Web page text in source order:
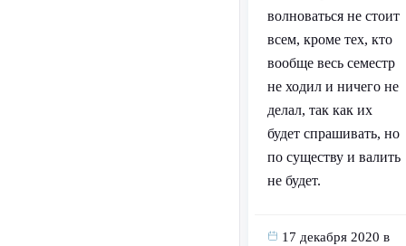
волноваться не стоит
всем, кроме тех, кто
вообще весь семестр
не ходил и ничего не
делал, так как их
будет спрашивать, но
по существу и валить
не будет.
17 декабря 2020 в